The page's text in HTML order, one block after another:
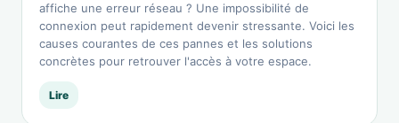
affiche une erreur réseau ? Une impossibilité de
connexion peut rapidement devenir stressante. Voici les
causes courantes de ces pannes et les solutions
concrètes pour retrouver l'accès à votre espace.
Lire